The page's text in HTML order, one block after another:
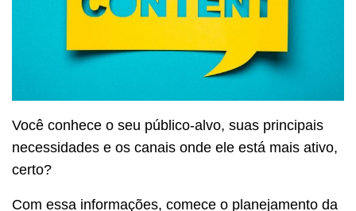
Você conhece o seu público-alvo, suas principais
necessidades e os canais onde ele está mais ativo,
certo?
Com essa informações, comece o planejamento da